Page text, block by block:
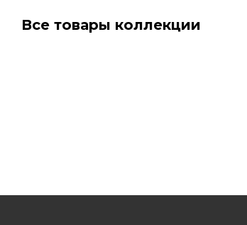
Все товары коллекции